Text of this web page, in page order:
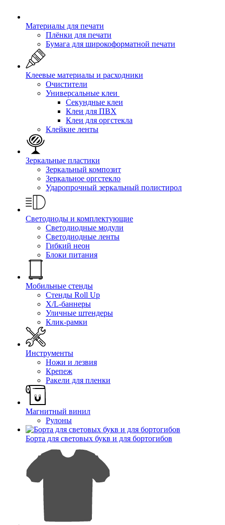
Материалы для печати
Плёнки для печати
Бумага для широкоформатной печати
Клеевые материалы и расходники
Очистители
Универсальные клеи
Секундные клеи
Клеи для ПВХ
Клеи для оргстекла
Клейкие ленты
Зеркальные пластики
Зеркальный композит
Зеркальное оргстекло
Ударопрочный зеркальный полистирол
Светодиоды и комплектующие
Светодиодные модули
Светодиодные ленты
Гибкий неон
Блоки питания
Мобильные стенды
Стенды Roll Up
X/L-баннеры
Уличные штендеры
Клик-рамки
Инструменты
Ножи и лезвия
Крепеж
Ракели для пленки
Магнитный винил
Рулоны
Борта для световых букв и для бортогибов